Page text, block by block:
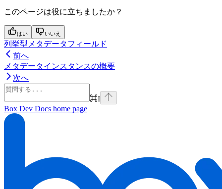
このページは役に立ちましたか？
はい いいえ
列挙型メタデータフィールド
前へ
メタデータインスタンスの概要
次へ
⌘I
Box Dev Docs home page